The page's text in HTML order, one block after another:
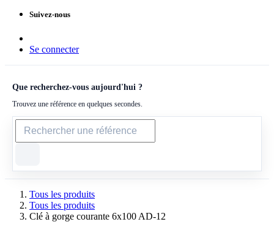
Suivez-nous
Se connecter
Que recherchez-vous aujourd'hui ?
Trouvez une référence en quelques secondes.
Tous les produits
Tous les produits
Clé à gorge courante 6x100 AD-12